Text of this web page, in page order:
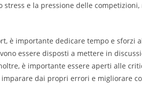
e la pressione delle
è importante dedicare tempo e sforzi
essere disposti a mettere in
è importante essere aperti alle
dai propri errori e migliorare